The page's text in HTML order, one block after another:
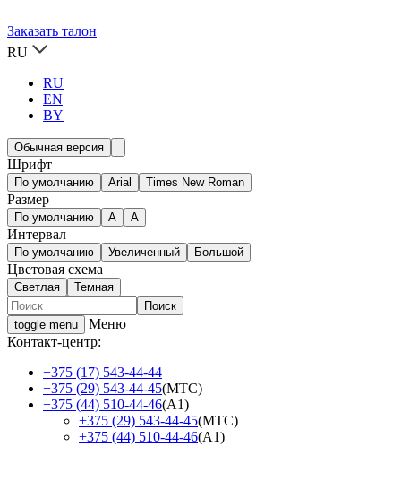
Заказать талон
RU
RU
EN
BY
Обычная версия
Шрифт
По умолчанию Arial Times New Roman
Размер
По умолчанию A A
Интервал
По умолчанию Увеличенный Большой
Цветовая схема
Светлая Темная
toggle menu
Меню
Контакт-центр:
+375 (17) 543-44-44
+375 (29) 543-44-45(МТС)
+375 (44) 510-44-46(А1)
+375 (29) 543-44-45(МТС)
+375 (44) 510-44-46(А1)